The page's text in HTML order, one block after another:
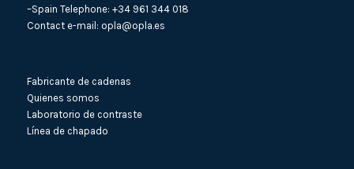
–Spain Telephone: +34 961 344 018
Contact e-mail: opla@opla.es
Fabricante de cadenas
Quienes somos
Laboratorio de contraste
Línea de chapado